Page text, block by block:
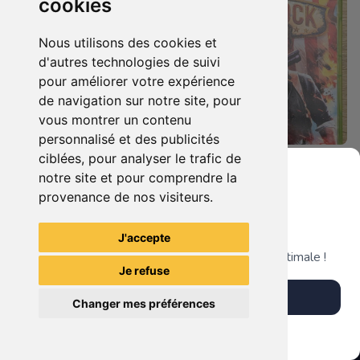
cookies
Nous utilisons des cookies et
d'autres technologies de suivi
pour améliorer votre expérience
de navigation sur notre site, pour
vous montrer un contenu
personnalisé et des publicités
ciblées, pour analyser le trafic de
notre site et pour comprendre la
provenance de nos visiteurs.
J'accepte
Je refuse
Changer mes préférences
17.90 € 0
Bionicle Heros Xbox 360
5.90 €
Bioshock - Infinite Xbox 360
TheGamingR83
Grenier du Geek
Télécharge notre app pour une expérience optimale !
Télécharger l'app